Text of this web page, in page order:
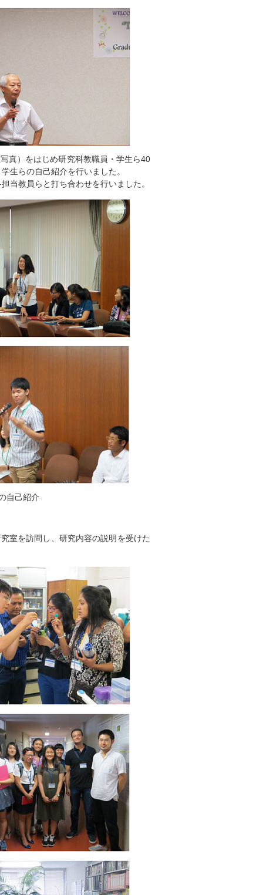
真）をはじめ研究科教職員・学生ら40
生らの自己紹介を行いました。
当教員らと打ち合わせを行いました。
自己紹介
室を訪問し、研究内容の説明を受けた